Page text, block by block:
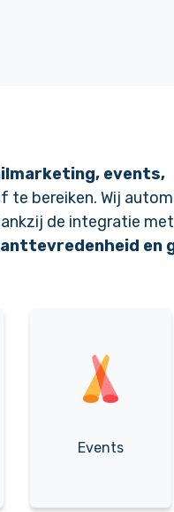
, events,
bereiken. Wij
de integratie
en
Events